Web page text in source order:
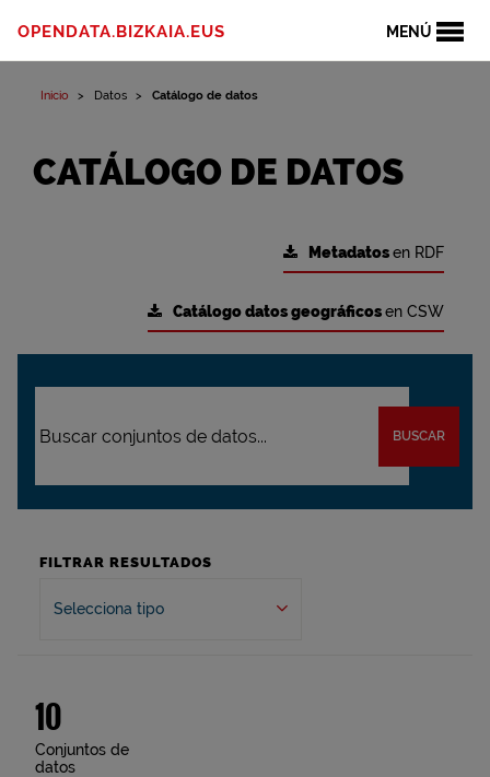
MENÚ
OPENDATA.BIZKAIA.EUS
Inicio Datos Catálogo de datos
CATÁLOGO DE DATOS
Metadatosen RDF
Catálogo datos geográficosen CSW
BUSCAR
FILTRAR RESULTADOS
Selecciona tipo
10
Conjuntos de
datos